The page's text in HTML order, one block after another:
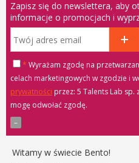
Zapisz się do newslettera, aby
informacje o promocjach i
* Wyrażam zgodę na
celach marketingowych w zgodzie i
prywatności
przez: 5 Talents Lab
mogę odwołać zgodę.
Witamy w świecie Bento!